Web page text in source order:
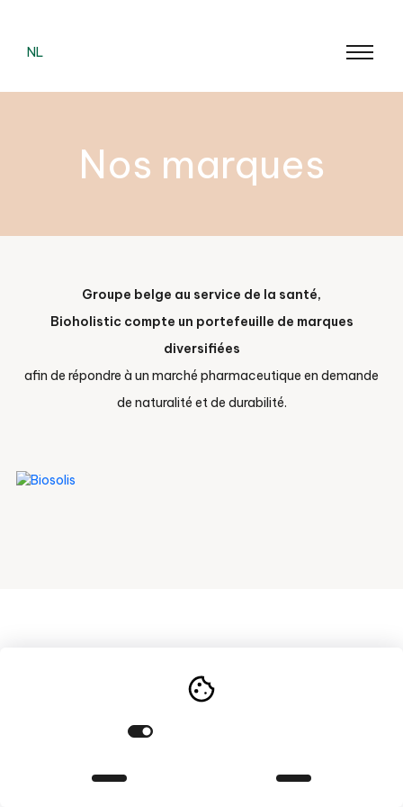
NL
Nos marques
Groupe belge au service de la santé,
Bioholistic compte un portefeuille de marques
diversifiées
afin de répondre à un marché pharmaceutique en demande
de naturalité et de durabilité.